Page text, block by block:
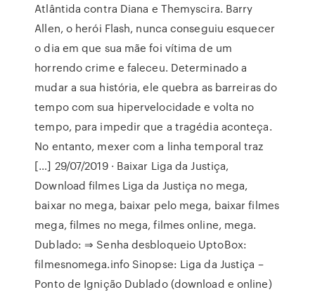
Atlântida contra Diana e Themyscira. Barry
Allen, o herói Flash, nunca conseguiu esquecer
o dia em que sua mãe foi vítima de um
horrendo crime e faleceu. Determinado a
mudar a sua história, ele quebra as barreiras do
tempo com sua hipervelocidade e volta no
tempo, para impedir que a tragédia aconteça.
No entanto, mexer com a linha temporal traz
[…] 29/07/2019 · Baixar Liga da Justiça,
Download filmes Liga da Justiça no mega,
baixar no mega, baixar pelo mega, baixar filmes
mega, filmes no mega, filmes online, mega.
Dublado: ⇒ Senha desbloqueio UptoBox:
filmesnomega.info Sinopse: Liga da Justiça –
Ponto de Ignição Dublado (download e online)